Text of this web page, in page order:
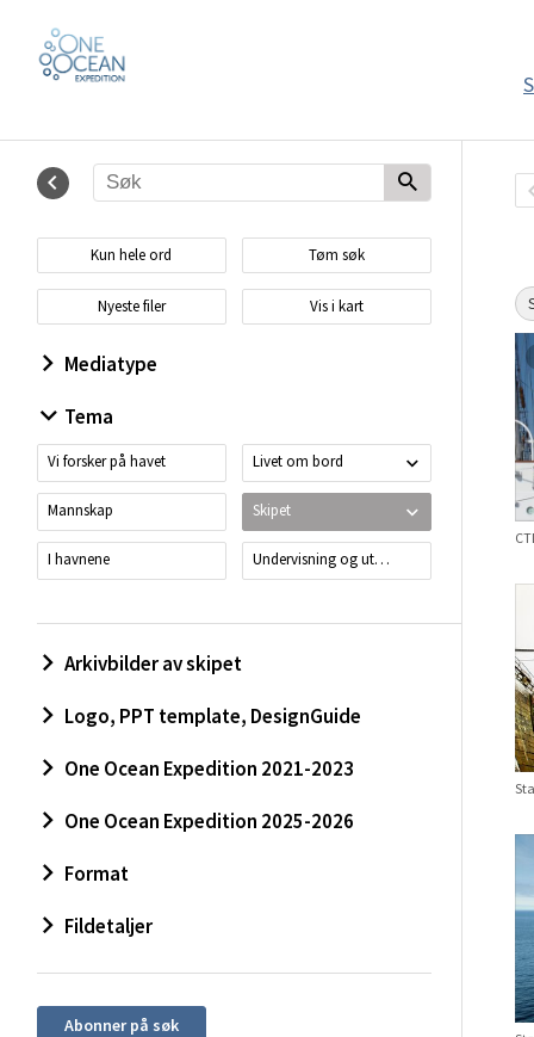
Kun hele ord Tøm søk
Nyeste filer Vis i kart
Mediatype
Tema
Vi forsker på havet Livet om bord
Mannskap Skipet
I havnene Undervisning og utdanning
Arkivbilder av skipet
Logo, PPT template, DesignGuide
One Ocean Expedition 2021-2023
One Ocean Expedition 2025-2026
Format
Fildetaljer
Abonner på søk